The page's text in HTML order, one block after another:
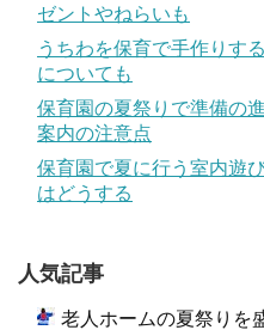
ゼントやねらいも
うちわを保育で手作りす
についても
保育園の夏祭りで準備の
案内の注意点
保育園で夏に行う室内遊
はどうする
人気記事
老人ホームの夏祭りを